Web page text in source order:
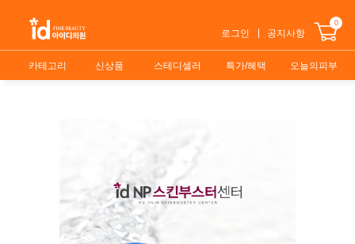
로그인 공지사항
카테고리 신상품 스테디셀러 특가/혜택 오늘의피부
0